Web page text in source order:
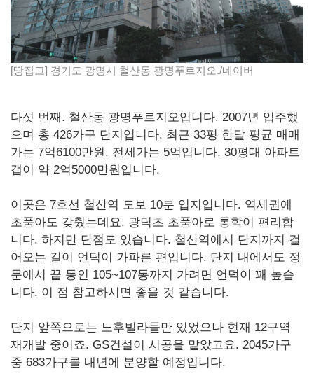
[땅집고] 경기도 광명시 철산동 광명푸르지오./네이버
다섯 번째. 철산동 광명푸르지오입니다. 2007년 입주했
으며 총 426가구 단지입니다. 최근 33평 한달 평균 매매
가는 7억6100만원, 전세가는 5억입니다. 30평대 아파트
갭이 약 2억5000만원입니다.
이곳은 7호선 철산역 도보 10분 입지입니다. 역세권에
초품아도 갖췄는데요. 광덕초 초품아로 통학이 편리합
니다. 하지만 단점도 있습니다. 철산역에서 단지까지 걸
어오는 길이 언덕이 가파른 편입니다. 단지 내에서도 정
문에서 끝 동인 105~107동까지 가려면 언덕이 꽤 높습
니다. 이 점 참고하시면 좋을 것 같습니다.
단지 앞쪽으로는 노후빌라들만 있었으나 현재 12구역
재개발 중이죠. GS건설이 시공을 맡았고요. 2045가구
중 683가구를 내년에 분양할 예정입니다.